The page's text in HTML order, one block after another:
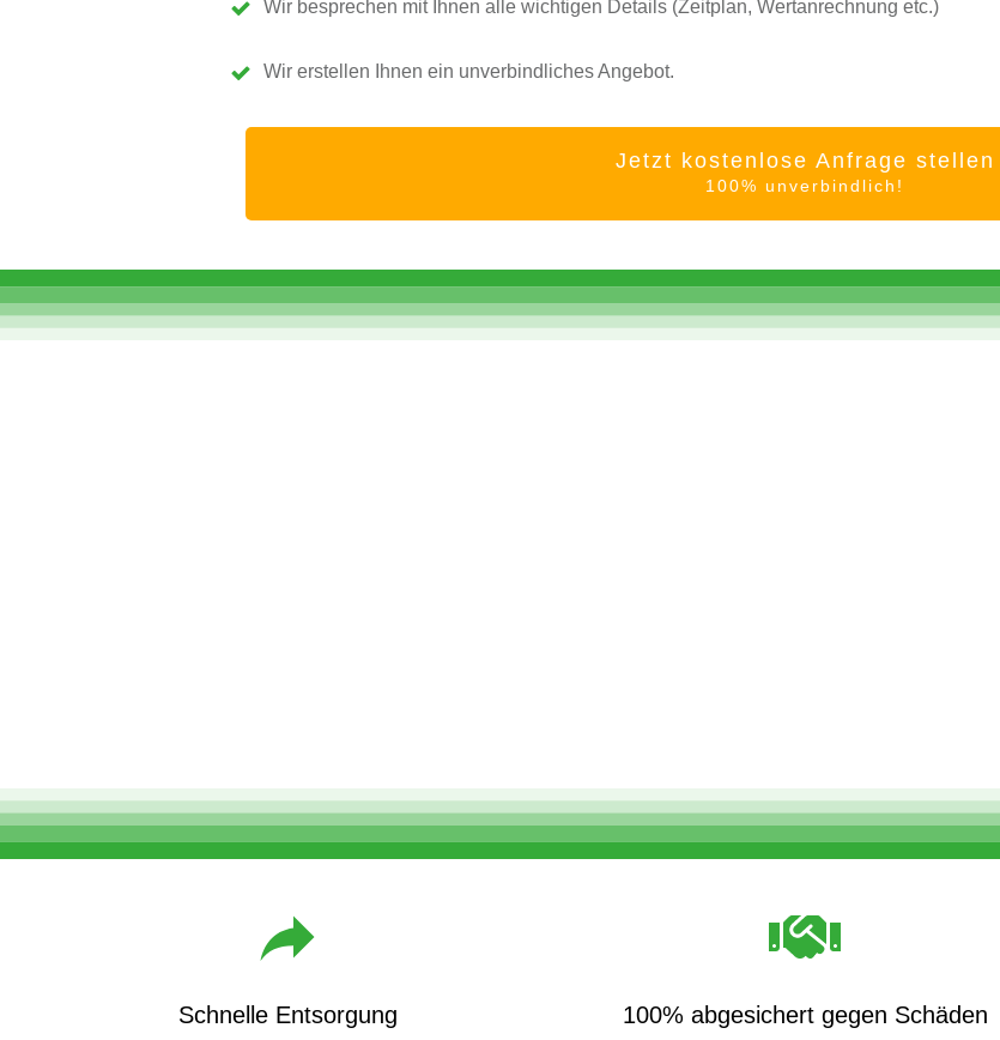
Wir besprechen mit Ihnen alle wichtigen Details (Zeitplan, Wertanrechnung etc.)
Wir erstellen Ihnen ein unverbindliches Angebot.
Jetzt kostenlose Anfrage stellen
100% unverbindlich!
Schnelle Entsorgung 100% abgesichert gegen Schäden